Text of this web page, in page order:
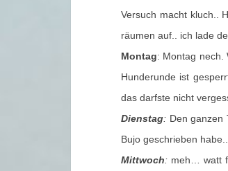
Versuch macht kluch..
räumen auf.. ich lade
Montag: Montag nech.
Hunderunde ist
das darfste nicht
Dienstag: Den ganzen
Bujo geschrieben
Mittwoch: meh… watt